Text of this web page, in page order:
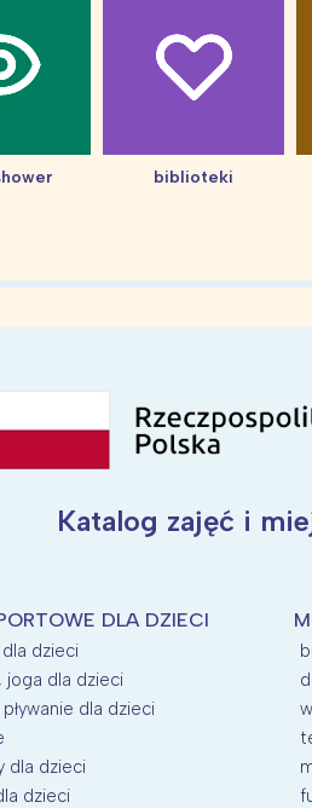
biblioteki
Katalog zajęć i
DLA DZIECI
dzieci
joga dla dzieci
dla dzieci
dla dzieci
dzieci